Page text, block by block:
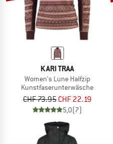
KARI TRAA
Women's Lune Halfzip
Kunstfaserunterwäsche
CHF 73.95 CHF 22.19
5,0(7)